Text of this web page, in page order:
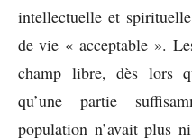
intellectuelle et
de vie « acceptable ».
champ libre, dès lors
qu’une partie
population n’avait plus